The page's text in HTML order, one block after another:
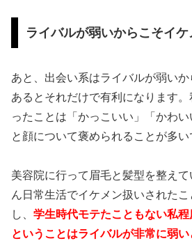
ライバルが弱いからこそイ
あと、出会い系はライバルが弱い
あるとそれだけで有利になります
ったことは「かっこいい」「かわ
と顔について褒められることが多い
美容院に行って眉毛と髪型を整え
ん日常生活でイケメン扱いされた
し、 学生時代モテたこともない私
ということはライバルが非常に弱